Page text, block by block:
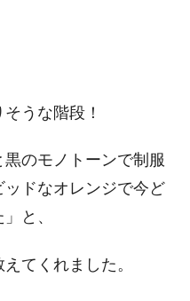
うな階段！
のモノトーンで制服
ドなオレンジで今ど
と、
てくれました。